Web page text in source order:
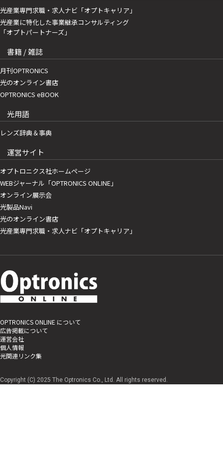
光産業専門求職・求人ナビ「オプトキャリア」
光産業に特化した事業継承コンサルティング
「オプトパートナーズ」
書籍 / 雑誌
月刊OPTRONICS
光のオンライン書店
OPTRONICS eBOOK
光用語
レンズ辞典＆事典
運営サイト
オプトロニクス社ホームページ
WEBジャーナル「OPTRONICS ONLINE」
オンライン展示会
光製品Navi
光のオンライン書店
光産業専門求職・求人ナビ「オプトキャリア」
OPTRONICS ONLINE について
広告掲載について
運営会社
個人情報
光関連リンク集
Copyright (C) 2025 The Optronics Co., Ltd. All rights reserved.